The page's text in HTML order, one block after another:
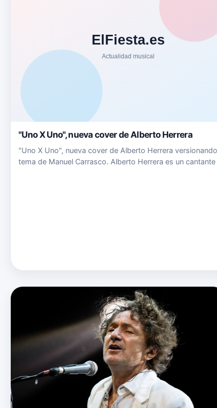
"Uno X Uno", nueva cover de Alberto Herrera
"Uno X Uno", nueva cover de Alberto Herrera
tema de Manuel Carrasco. Alberto Herrera es un